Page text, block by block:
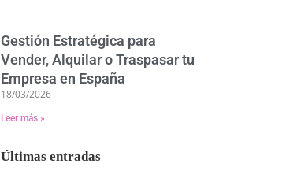
Gestión Estratégica para
Vender, Alquilar o Traspasar tu
Empresa en España
18/03/2026
Leer más »
Últimas entradas